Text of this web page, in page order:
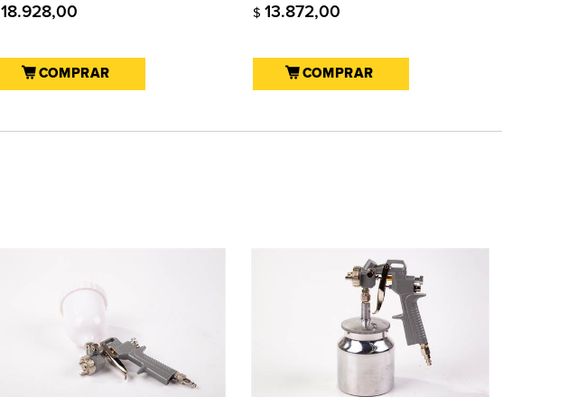
18.928,00
COMPRAR
$ 13.872,00
COMPRAR